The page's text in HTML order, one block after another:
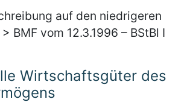
auf den niedrigeren
BMF vom 12.3.1996 – BStBl I
Wirtschaftsgüter des